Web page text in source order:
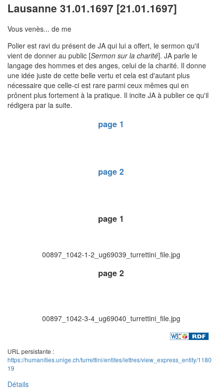
Lausanne 31.01.1697 [21.01.1697]
Vous venès... de me
Polier est ravi du présent de JA qui lui a offert, le sermon qu'il
vient de donner au public [Sermon sur la charité]. JA parle le
langage des hommes et des anges, celui de la charité. Il donne
une idée juste de cette belle vertu et cela est d'autant plus
nécessaire que celle-ci est rare parmi ceux mêmes qui en
prônent plus fortement à la pratique. Il incite JA à publier ce qu'il
rédigera par la suite.
page 1
page 2
page 1
00897_1042-1-2_ug69039_turrettini_file.jpg
page 2
00897_1042-3-4_ug69040_turrettini_file.jpg
URL persistante :
https://humanities.unige.ch/turrettini/entites/lettres/view_express_entity/1180
19
Détails